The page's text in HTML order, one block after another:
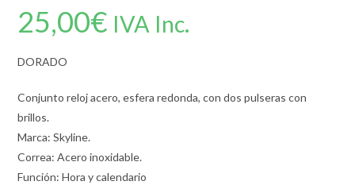
25,00€ IVA Inc.
DORADO
Conjunto reloj acero, esfera redonda, con dos pulseras con
brillos.
Marca: Skyline.
Correa: Acero inoxidable.
Función: Hora y calendario